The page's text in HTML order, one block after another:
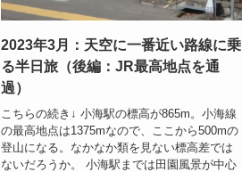
2023年3月：天空に一番近い路線に乗
る半日旅（後編：JR最高地点を通
過）
こちらの続き↓ 小海駅の標高が865m。小海線
の最高地点は1375mなので、ここから500mの
登山になる。なかなか類を見ない標高差では
ないだろうか。 小海駅までは田園風景が中心